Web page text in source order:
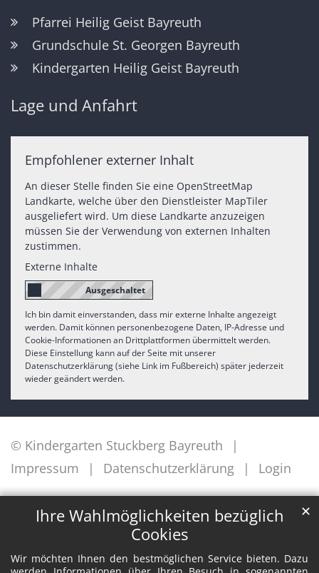
Ihre Wahlmöglichkeiten bezüglich
Cookies
Wir möchten Ihnen den bestmöglichen Service bieten. Dazu
✕
Pfarrei Heilig Geist Bayreuth
Grundschule St. Georgen Bayreuth
Kindergarten Heilig Geist Bayreuth
Lage und Anfahrt
Empfohlener externer Inhalt
An dieser Stelle finden Sie eine OpenStreetMap
Landkarte, welche über den Dienstleister MapTiler
ausgeliefert wird. Um diese Landkarte anzuzeigen
müssen Sie der Verwendung von externen Inhalten
zustimmen.
Externe Inhalte
Ich bin damit einverstanden, dass mir externe Inhalte angezeigt
werden. Damit können personenbezogene Daten, IP-Adresse und
Cookie-Informationen an Drittplattformen übermittelt werden.
Diese Einstellung kann auf der Seite mit unserer
Datenschutzerklärung (siehe Link im Fußbereich) später jederzeit
wieder geändert werden.
© Kindergarten Stuckberg Bayreuth
Impressum
Datenschutzerklärung Login